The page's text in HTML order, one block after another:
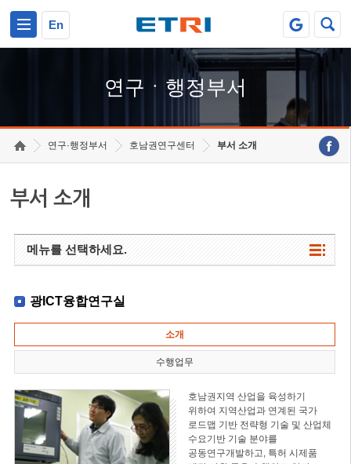
En
연구ㆍ행정부서
연구·행정부서 호남권연구센터 부서 소개
부서 소개
메뉴를 선택하세요.
광ICT융합연구실
소개
수행업무
호남권지역 산업을 육성하기
위하여 지역산업과 연계된 국가
로드맵 기반 전략형 기술 및 산업체
수요기반 기술 분야를
공동연구개발하고, 특허 시제품